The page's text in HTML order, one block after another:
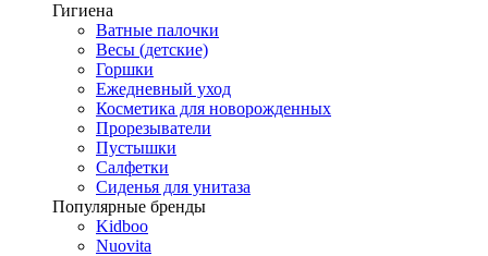
Гигиена
Ватные палочки
Весы (детские)
Горшки
Ежедневный уход
Косметика для новорожденных
Прорезыватели
Пустышки
Салфетки
Сиденья для унитаза
Популярные бренды
Kidboo
Nuovita